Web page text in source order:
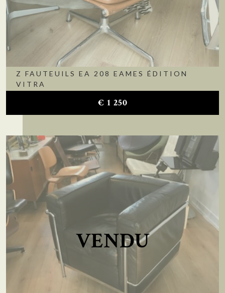
Z FAUTEUILS EA 208 EAMES ÉDITION
VITRA
€ 1 250
VENDU